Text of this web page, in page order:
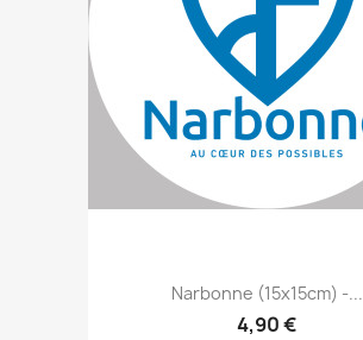
Narbonne (15x15cm) -...
4,90 €